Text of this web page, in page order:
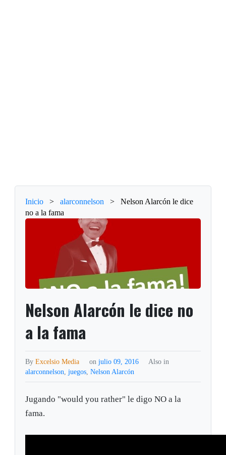
Inicio > alarconnelson >
Nelson Alarcón le dice
no a la fama
Nelson Alarcón le dice no
a la fama
ByExcelsio Media on julio 09, 2016
Also in
alarconnelson,juegos,Nelson Alarcón
Jugando "would you rather" le digo NO a la
fama.